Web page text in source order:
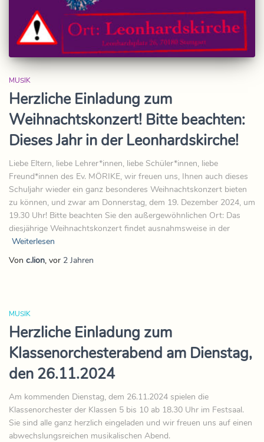
MUSIK
Herzliche Einladung zum
Weihnachtskonzert! Bitte beachten:
Dieses Jahr in der Leonhardskirche!
Liebe Eltern, liebe Lehrer*innen, liebe Schüler*innen, liebe
Freund*innen des Ev. MÖRIKE, wir freuen uns, Ihnen auch dieses
Schuljahr wieder ein ganz besonderes Weihnachtskonzert bieten
zu können, und zwar am Donnerstag, dem 19. Dezember 2024, um
19.30 Uhr! Bitte beachten Sie den außergewöhnlichen Ort: Das
diesjährige Weihnachtskonzert findet ausnahmsweise in der
Weiterlesen
Von c.lion, vor 2 Jahren
MUSIK
Herzliche Einladung zum
Klassenorchesterabend am Dienstag,
den 26.11.2024
Am kommenden Dienstag, dem 26.11.2024 spielen die
Klassenorchester der Klassen 5 bis 10 ab 18.30 Uhr im Festsaal.
Sie sind alle ganz herzlich eingeladen und wir freuen uns auf einen
abwechslungsreichen musikalischen Abend.